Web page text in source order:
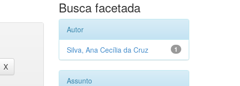
Busca facetada
Autor
1
Silva, Ana Cecília da Cruz
Assunto